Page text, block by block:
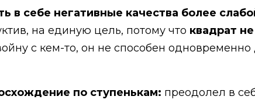
в себе негативные качества более
на единую цель, потому что квадрат
с кем-то, он не способен одновременно
по ступенькам: преодолел в